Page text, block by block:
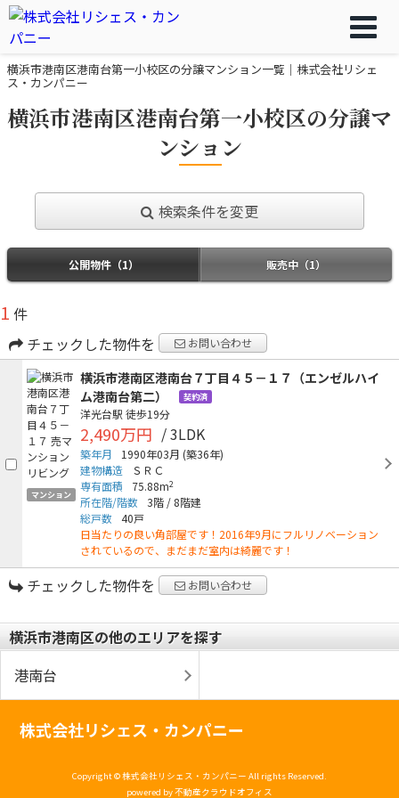
横浜市港南区港南台第一小校区の分譲マンション一覧｜株式会社リシェ
ス・カンパニー
横浜市港南区港南台第一小校区の分譲マ
ンション
検索条件を変更
公開物件（1） 販売中（1）
1 件
チェックした物件を
お問い合わせ
マンション
横浜市港南区港南台７丁目４５－１７（エンゼルハイ
ム港南台第二）
契約済
洋光台駅 徒歩19分
2,490万円 / 3LDK
築年月 1990年03月 (築36年)
建物構造
ＳＲＣ
専有面積
75.88m2
所在階/階数 3階 / 8階建
総戸数 40戸
日当たりの良い角部屋です！2016年9月にフルリノベーション
されているので、まだまだ室内は綺麗です！
チェックした物件を お問い合わせ
横浜市港南区の他のエリアを探す
港南台
株式会社リシェス・カンパニー
Copyright © 株式会社リシェス・カンパニー All rights Reserved.
powered by 不動産クラウドオフィス